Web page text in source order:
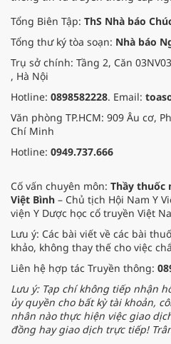
Tổng Biên Tập: ThS Nhà báo
Tổng thư ký tòa soạn: Nhà báo
Trụ sở chính: Tầng 2, Căn
, Hà Nội
Hotline: 0898582228. Email:
Văn phòng TP.HCM: 909 Âu cơ,
Chí Minh
Hotline: 0949.737.666
Cố vấn chuyên môn: Thầy thuốc
Việt Bình – Chủ tịch Hội Nam Y
viện Y Dược học cổ truyền Việt
Lưu ý: Các bài viết về các bài
khảo, không thay thế cho việc
Liên hệ hợp tác Truyền thông:
Lưu ý: Tạp chí không tiếp nhận
ủy quyền cho bất kỳ tài khoản,
nhân nào thực hiện việc giao
đồng hay giao dịch trực tiếp!